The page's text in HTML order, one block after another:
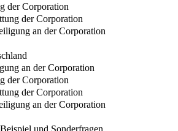
der Corporation
der Corporation
an der Corporation
an der Corporation
der Corporation
der Corporation
an der Corporation
und Sonderfragen